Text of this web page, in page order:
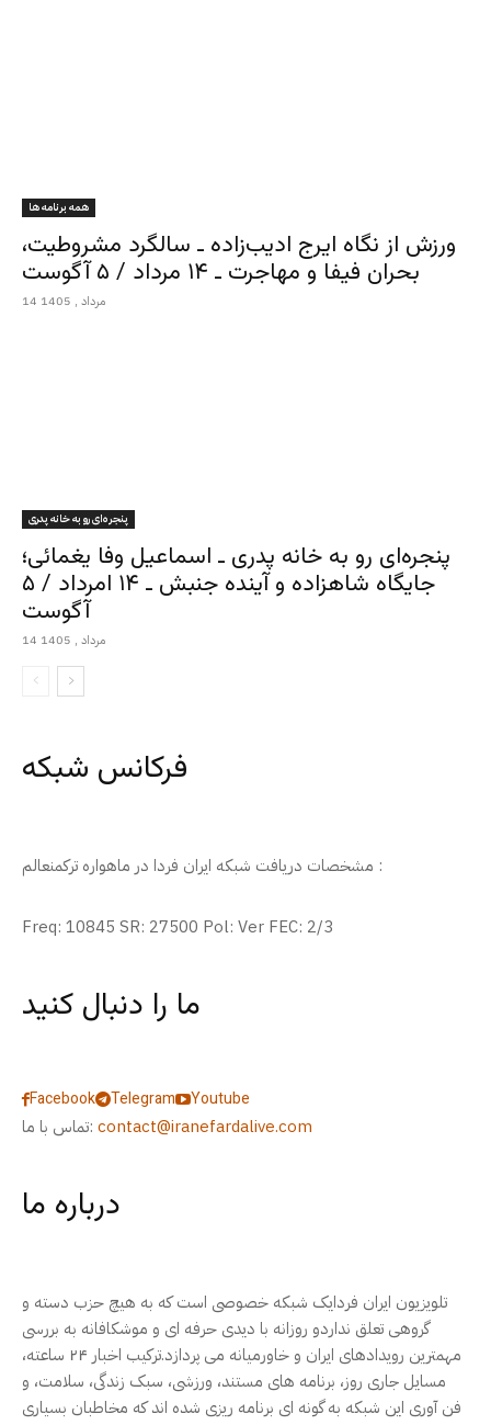
همه برنامه ها
ورزش از نگاه ایرج ادیب‌زاده ـ سالگرد مشروطیت،
بحران فیفا و مهاجرت ـ ۱۴ مرداد / ۵ آگوست
14 مرداد , 1405
پنجره‌ای رو به خانه پدری
پنجره‌ای رو به خانه پدری ـ اسماعیل وفا یغمائی؛
جایگاه شاهزاده و آینده جنبش ـ ۱۴ امرداد / ۵
آگوست
14 مرداد , 1405
فرکانس شبکه
مشخصات دریافت شبکه ایران فردا در ماهواره ترکمنعالم :
Freq: 10845 SR: 27500 Pol: Ver FEC: 2/3
ما را دنبال کنید
Facebook Telegram
Youtube
تماس با ما: contact@iranefardalive.com
درباره ما
تلویزیون ایران فردایک شبکه خصوصی است که به هیچ حزب دسته و
گروهی تعلق نداردو روزانه با دیدی حرفه ای و موشکافانه به بررسی
مهمترین رویدادهای ایران و خاورمیانه می پردازد.ترکیب اخبار ۲۴ ساعته،
مسایل جاری روز، برنامه های مستند، ورزشی، سبک زندگی، سلامت، و
فن آوری این شبکه به گونه ای برنامه ریزی شده اند که مخاطبان بسیاری